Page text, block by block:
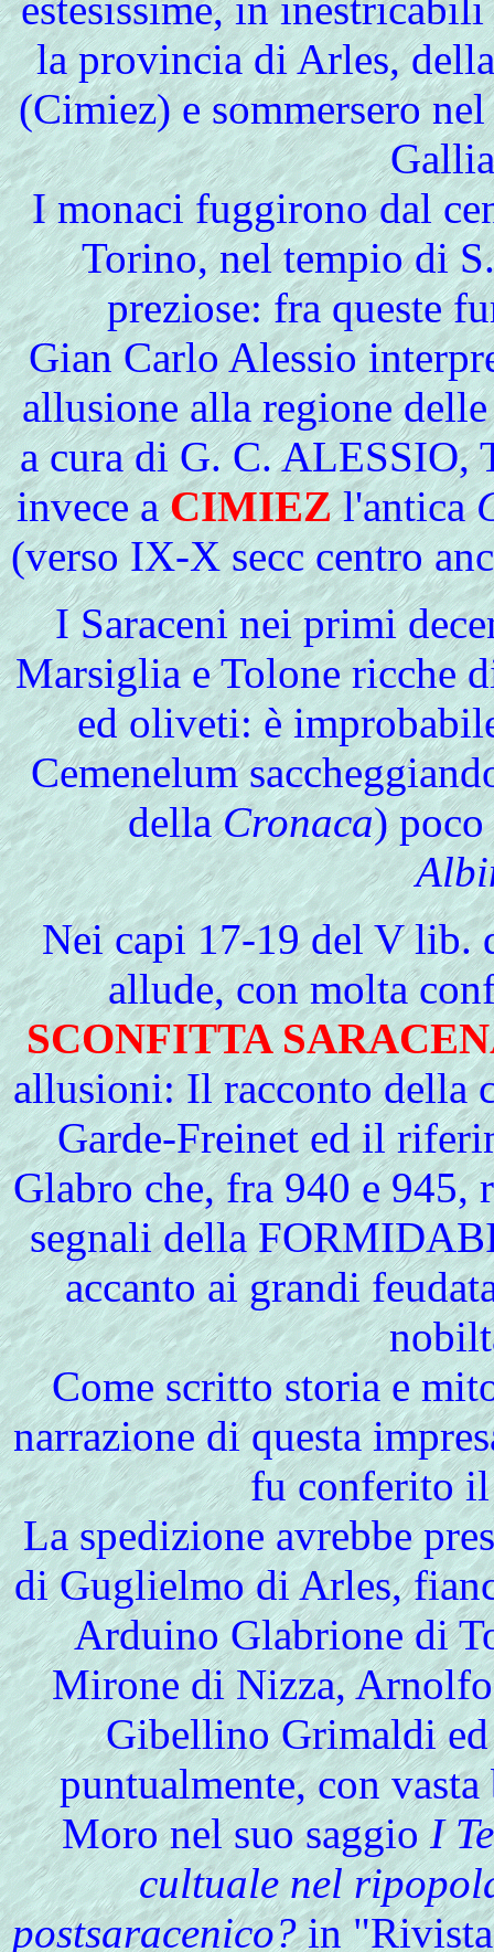
la provincia di Arles,
(Cimiez) e sommersero
I monaci fuggirono dal
Torino, nel tempio di
preziose: fra queste
Gian Carlo Alessio
allusione alla regione
a cura di G. C. ALESSIO,
invece aCIMIEZl'antica
(verso IX-X secc centro
ISaraceni nei primi
Marsiglia e Tolone ricche
ed oliveti: è
Cemenelum
dellaCronaca)
Nei capi 17-19 del V lib.
allude, con molta
SCONFITTA
allusioni:Ilracconto della
Garde-Freinet ed il
Glabro che, fra 940 e 945,
segnali della
accanto ai grandi
Come scritto storia e
narrazione di questa
fu conferito
La spedizione avrebbe
di Guglielmo di Arles,
Arduino Glabrione di
Mirone di Nizza,
Gibellino Grimaldi
puntualmente, con
Moro nel suo saggioI
cultuale nel
postsaracenico?in "Rivista